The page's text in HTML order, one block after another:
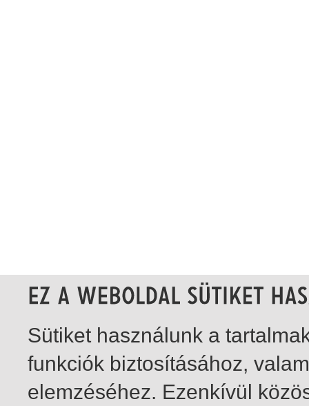
Sütiket használunk a
funkciók biztosításához,
elemzéséhez. Ezenkívül